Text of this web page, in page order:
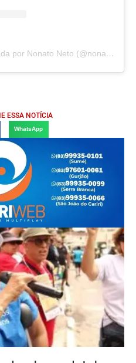
Uma publicação compartilhada por Nonato Neto (@nonatonetopoeta)
ESSA NOTÍCIA
WhatsApp